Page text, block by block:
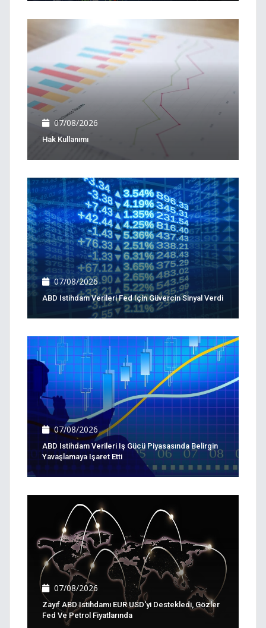
07/08/2026
Hak Kullanımı
07/08/2026
ABD Istihdam Verileri Fed Için Güvercin Sinyal Verdi
07/08/2026
ABD Istihdam Verileri Iş Gücü Piyasasında Belirgin
Yavaşlamaya Işaret Etti
07/08/2026
Zayıf ABD Istihdamı EUR USD'yi Destekledi, Gözler
Fed Ve Petrol Fiyatlarında